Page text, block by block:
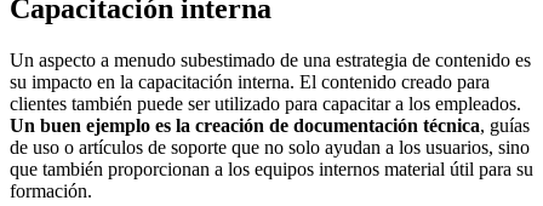
Capacitación interna
Un aspecto a menudo subestimado de una estrategia de contenido es
su impacto en la capacitación interna. El contenido creado para
clientes también puede ser utilizado para capacitar a los empleados.
Un buen ejemplo es la creación de documentación técnica, guías
de uso o artículos de soporte que no solo ayudan a los usuarios, sino
que también proporcionan a los equipos internos material útil para su
formación.